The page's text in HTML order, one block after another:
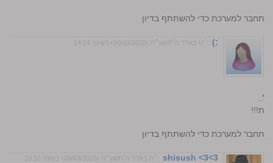
התחבר למערכת כדי להשתתף בדיון
:) י״ט באדר ה׳תשע״ה (10/03/2015) בשעה 14:24
התחבר למערכת כדי להשתתף בדיון
shisush <3<3 י״ח באדר ה׳תשע״ה (09/03/2015) בשעה 23:10